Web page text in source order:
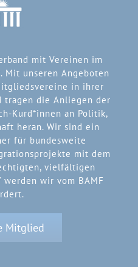
mit Vereinen im
Mit unseren Angeboten
in ihrer
tragen die Anliegen der
Kurd*innen an Politik,
heran. Wir sind ein
für bundesweite
mit dem
vielfältigen
werden wir vom BAMF
Mitglied